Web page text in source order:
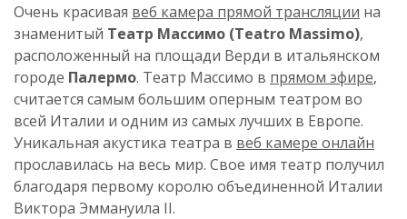
Очень красивая веб камера прямой трансляции на
знаменитый Театр Массимо (Teatro Massimo),
расположенный на площади Верди в итальянском
городе Палермо. Театр Массимо в прямом эфире,
считается самым большим оперным театром во
всей Италии и одним из самых лучших в Европе.
Уникальная акустика театра в веб камере онлайн
прославилась на весь мир. Свое имя театр получил
благодаря первому королю объединенной Италии
Виктора Эммануила II.